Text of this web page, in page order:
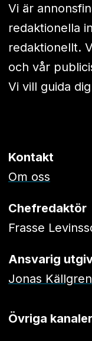
Vi är
redaktionella
redaktionellt.
och vår
Vi vill guida
Kontakt
Om oss
Chefredaktör
Frasse
Ansvarig
Jonas Källgren
Övriga kanaler